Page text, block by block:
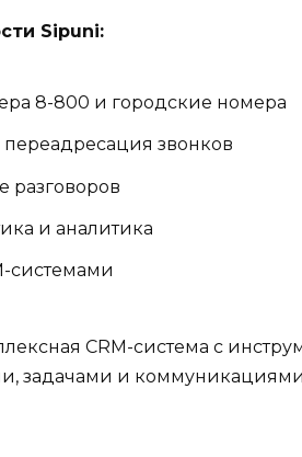
Sipuni:
8-800 и городские номера
звонков
разговоров
и аналитика
системами
CRM-система с
задачами и